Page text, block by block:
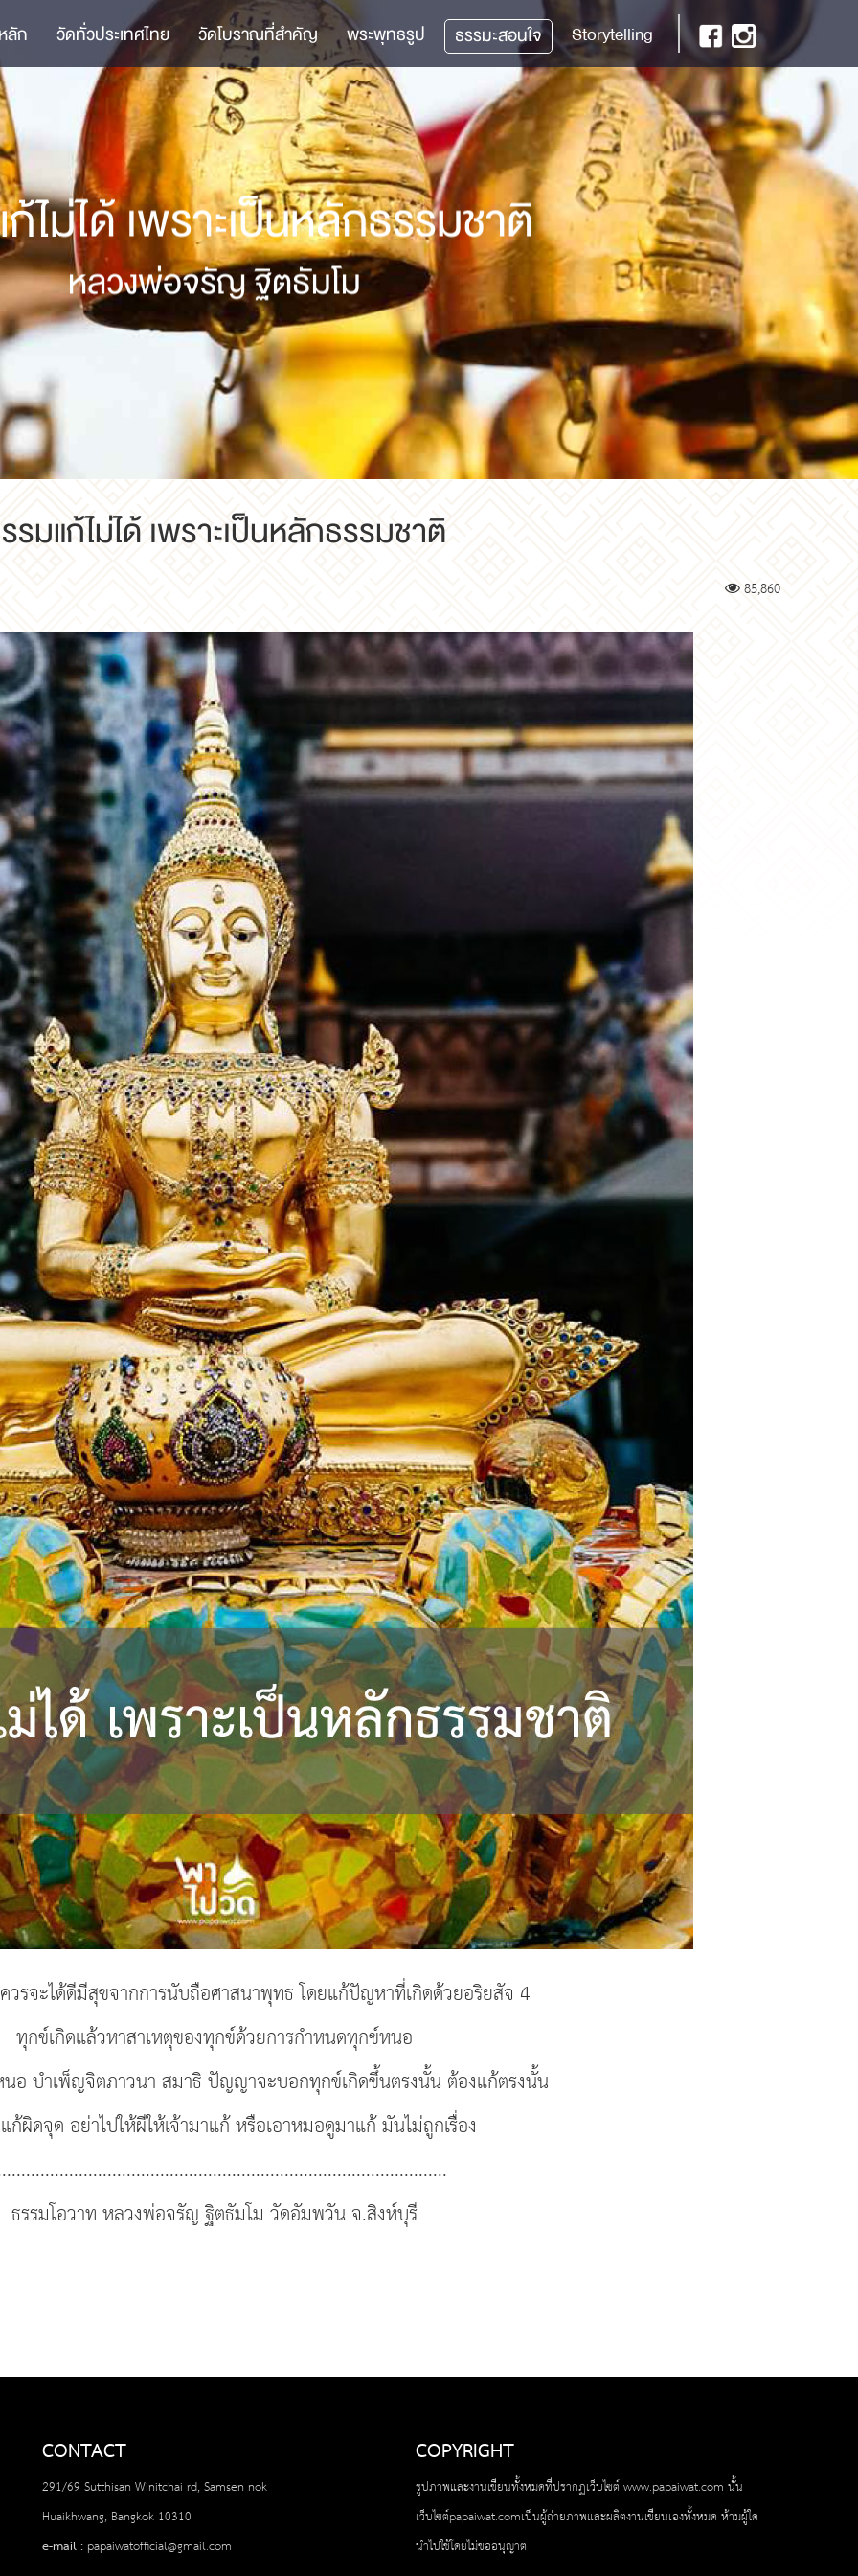
ลัก วัดทั่วประเทศไทย วัดโบราณที่สำคัญ พระพุทธรูป ธรรมะสอนใจ Storytelling
ไม่ได้ เพราะเป็นหลักธรรมชาติ
หลวงพ่อจรัญ ฐิตธัมโม
รมแก้ไม่ได้ เพราะเป็นหลักธรรมชาติ
85,860
รจะได้ดีมีสุขจากการนับถือศาสนาพุทธ โดยแก้ปัญหาที่เกิดด้วยอริยสัจ 4
ทุกข์เกิดแล้วหาสาเหตุของทุกข์ด้วยการกำหนดทุกข์หนอ
อ บำเพ็ญจิตภาวนา สมาธิ ปัญญาจะบอกทุกข์เกิดขึ้นตรงนั้น ต้องแก้ตรงนั้น
ก้ผิดจุด อย่าไปให้ผีให้เจ้ามาแก้ หรือเอาหมอดูมาแก้ มันไม่ถูกเรื่อง
ธรรมโอวาท หลวงพ่อจรัญ ฐิตธัมโม วัดอัมพวัน จ.สิงห์บุรี
CONTACT
291/69 Sutthisan Winitchai rd, Samsen nok
Huaikhwang, Bangkok 10310
e-mail : papaiwatofficial@gmail.com
COPYRIGHT
รูปภาพและงานเขียนทั้งหมดที่ปรากฏเว็บไซต์ www.papaiwat.com นั้น
เว็บไซต์papaiwat.comเป็นผู้ถ่ายภาพและผลิตงานเขียนเองทั้งหมด ห้ามผู้ใด
นำไปใช้โดยไม่ขออนุญาต